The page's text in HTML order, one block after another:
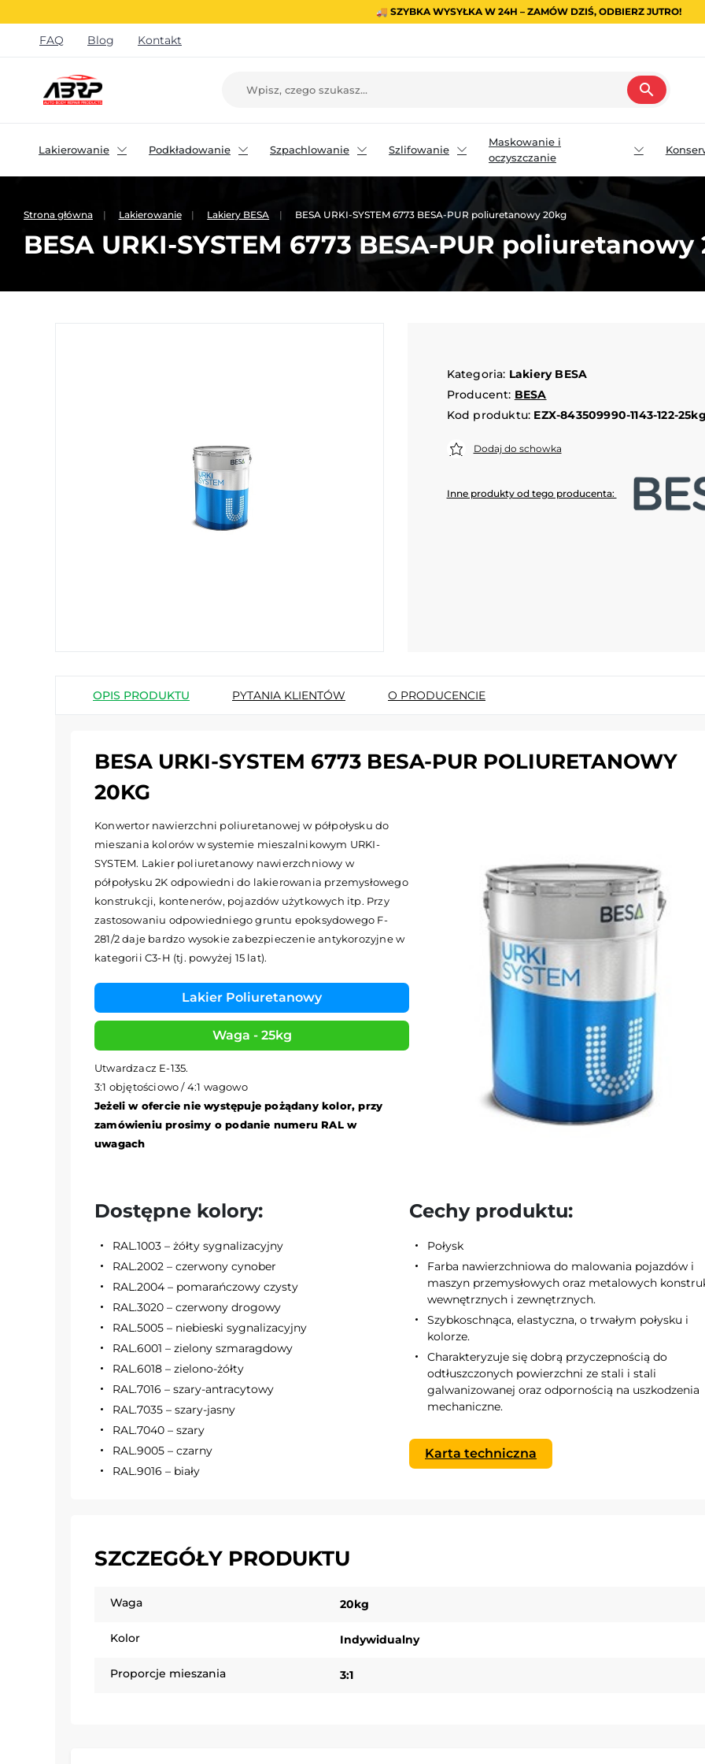
🚚 SZYBKA WYSYŁKA W 24H – ZAMÓW DZIŚ, ODBIERZ JUTRO!
FAQ Blog Kontakt
search
Lakierowanie Podkładowanie Szpachlowanie Szlifowanie
Maskowanie i
oczyszczanie
Strona główna Lakierowanie Lakiery BESA BESA URKI-SYSTEM 6773 BESA-PUR poliuretanowy 20kg
BESA URKI-SYSTEM 6773 BESA-PUR
Kategoria: Lakiery BESA
Producent: BESA
Kod produktu: EZX-843509990-1143-122-
Dodaj do schowka
Inne produkty od tego producenta:
OPIS PRODUKTU PYTANIA KLIENTÓW O PRODUCENCIE
BESA URKI-SYSTEM 6773 BESA-PUR POLIURETANOWY
20KG
Konwertor nawierzchni poliuretanowej w półpołysku do
mieszania kolorów w systemie mieszalnikowym URKI-
SYSTEM. Lakier poliuretanowy nawierzchniowy w
półpołysku 2K odpowiedni do lakierowania przemysłowego
konstrukcji, kontenerów, pojazdów użytkowych itp. Przy
zastosowaniu odpowiedniego gruntu epoksydowego F-
281/2 daje bardzo wysokie zabezpieczenie antykorozyjne w
kategorii C3-H (tj. powyżej 15 lat).
Lakier Poliuretanowy
Waga - 25kg
Utwardzacz E-135.
3:1 objętościowo / 4:1 wagowo
Jeżeli w ofercie nie występuje pożądany kolor, przy
zamówieniu prosimy o podanie numeru RAL w
uwagach
Dostępne kolory:
RAL.1003 – żółty sygnalizacyjny
RAL.2002 – czerwony cynober
RAL.2004 – pomarańczowy czysty
RAL.3020 – czerwony drogowy
RAL.5005 – niebieski sygnalizacyjny
RAL.6001 – zielony szmaragdowy
RAL.6018 – zielono-żółty
RAL.7016 – szary-antracytowy
RAL.7035 – szary-jasny
RAL.7040 – szary
RAL.9005 – czarny
RAL.9016 – biały
Cechy produktu:
Połysk
Farba nawierzchniowa do malowania pojazdów i
maszyn przemysłowych oraz metalowych
wewnętrznych i zewnętrznych.
Szybkoschnąca, elastyczna, o trwałym połysku i
kolorze.
Charakteryzuje się dobrą przyczepnością do
odtłuszczonych powierzchni ze stali i stali
galwanizowanej oraz odpornością na uszkodzenia
mechaniczne.
Karta techniczna
SZCZEGÓŁY PRODUKTU
Waga 20kg
Kolor Indywidualny
Proporcje mieszania 3:1